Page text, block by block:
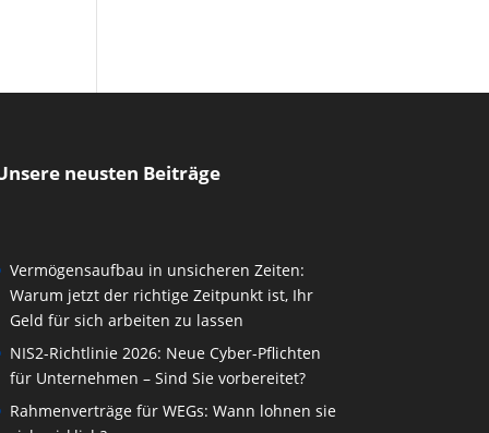
neusten Beiträge
Vermögensaufbau in unsicheren Zeiten:
Warum jetzt der richtige Zeitpunkt ist, Ihr
Geld für sich arbeiten zu lassen
NIS2-Richtlinie 2026: Neue Cyber-Pflichten
für Unternehmen – Sind Sie vorbereitet?
Rahmenverträge für WEGs: Wann lohnen sie